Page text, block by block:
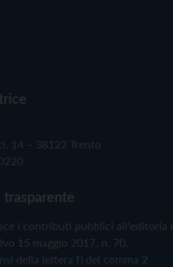
14 – 38122 Trento
i contributi pubblici all'editoria
15 maggio 2017, n. 70.
della lettera f) del comma 2